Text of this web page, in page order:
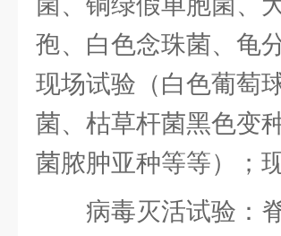
孢、白色念珠菌、龟
现场试验（白色葡萄
菌、枯草杆菌黑色变
菌脓肿亚种等等）；
病毒灭活试验：